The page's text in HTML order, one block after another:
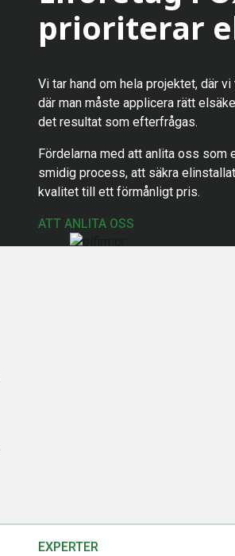
prioriterar
Vi tar hand om hela projektet, där
där man måste applicera rätt
det resultat som efterfrågas.
Fördelarna med att anlita oss som
smidig process, att säkra
kvalitet till ett förmånligt pris.
ATT ANLITA OSS
EXPERTER